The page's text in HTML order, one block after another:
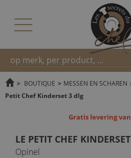
Snel
> BOUTIQUE > MESSEN EN SCHAREN
Petit Chef Kinderset 3 dlg
Gratis levering
LE PETIT CHEF
Opinel